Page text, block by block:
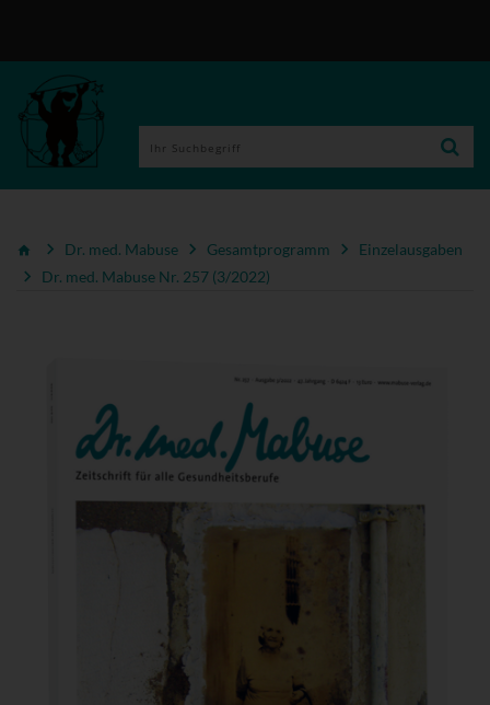
Dr. med. Mabuse Gesamtprogramm
Einzelausgaben
Dr. med. Mabuse Nr. 257 (3/2022)